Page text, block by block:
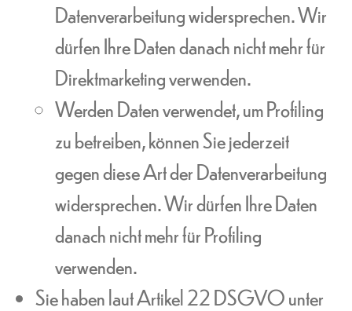
Datenverarbeitung widersprechen. Wir
dürfen Ihre Daten danach nicht mehr für
Direktmarketing verwenden.
Werden Daten verwendet, um Profiling
zu betreiben, können Sie jederzeit
gegen diese Art der Datenverarbeitung
widersprechen. Wir dürfen Ihre Daten
danach nicht mehr für Profiling
verwenden.
Sie haben laut Artikel 22 DSGVO unter